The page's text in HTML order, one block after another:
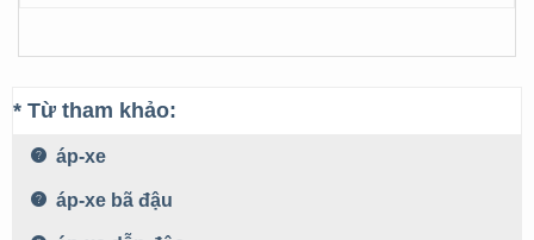
* Từ tham khảo:
áp-xe
áp-xe bã đậu